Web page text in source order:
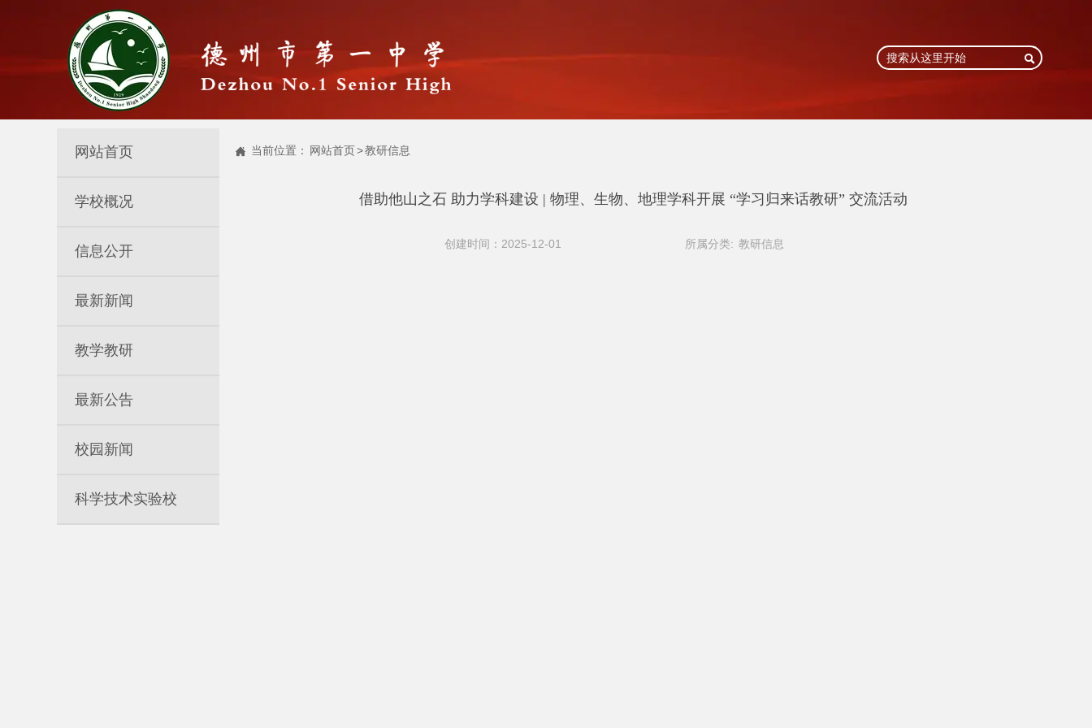

借助他山之石 助力学科建设 | 物理、生物、地理学科开展 “学习归来话教研” 交流活动
创建时间：2025-12-01 所属分类: 教研信息
 当前位置： 网站首页>教研信息
网站首页
学校概况
信息公开
最新新闻
教学教研
最新公告
校园新闻
科学技术实验校